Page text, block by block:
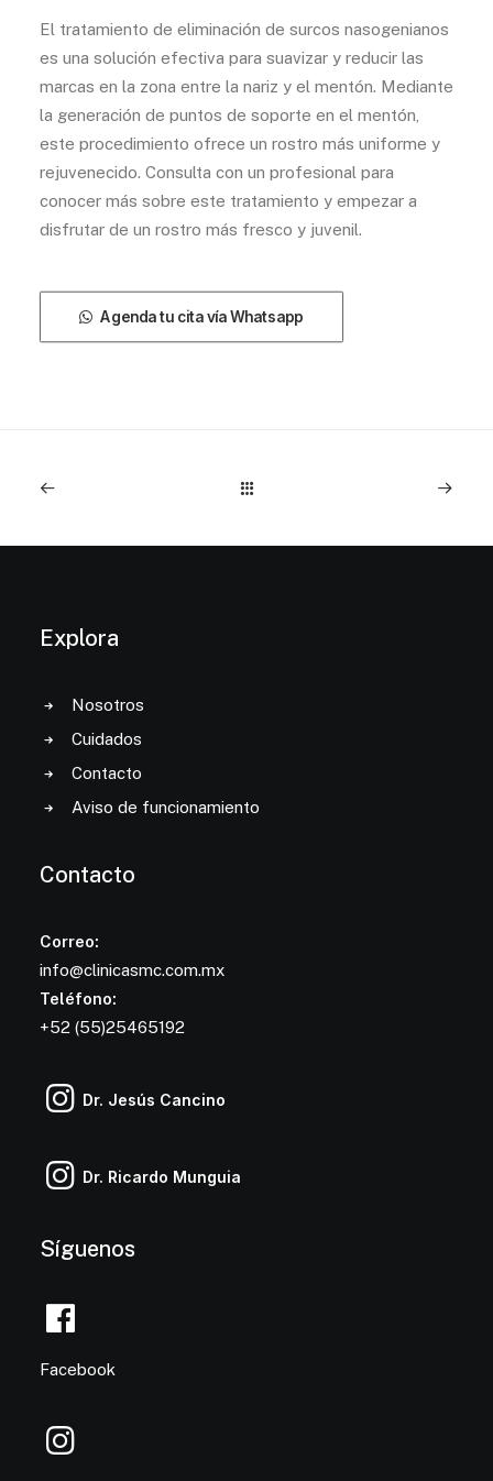
El tratamiento de eliminación de surcos nasogenianos
es una solución efectiva para suavizar y reducir las
marcas en la zona entre la nariz y el mentón. Mediante
la generación de puntos de soporte en el mentón,
este procedimiento ofrece un rostro más uniforme y
rejuvenecido. Consulta con un profesional para
conocer más sobre este tratamiento y empezar a
disfrutar de un rostro más fresco y juvenil.
Agenda tu cita vía Whatsapp
Explora
Nosotros
Cuidados
Contacto
Aviso de funcionamiento
Contacto
Correo:
info@clinicasmc.com.mx
Teléfono:
+52 (55)25465192
Dr. Jesús Cancino
Dr. Ricardo Munguia
Síguenos
Facebook